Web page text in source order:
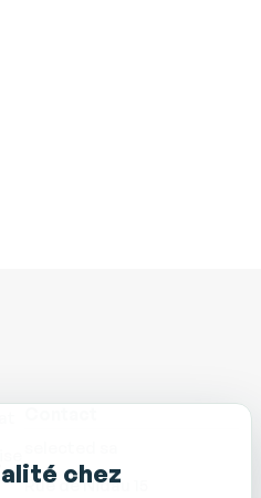
Rue de Nidau 15
chez